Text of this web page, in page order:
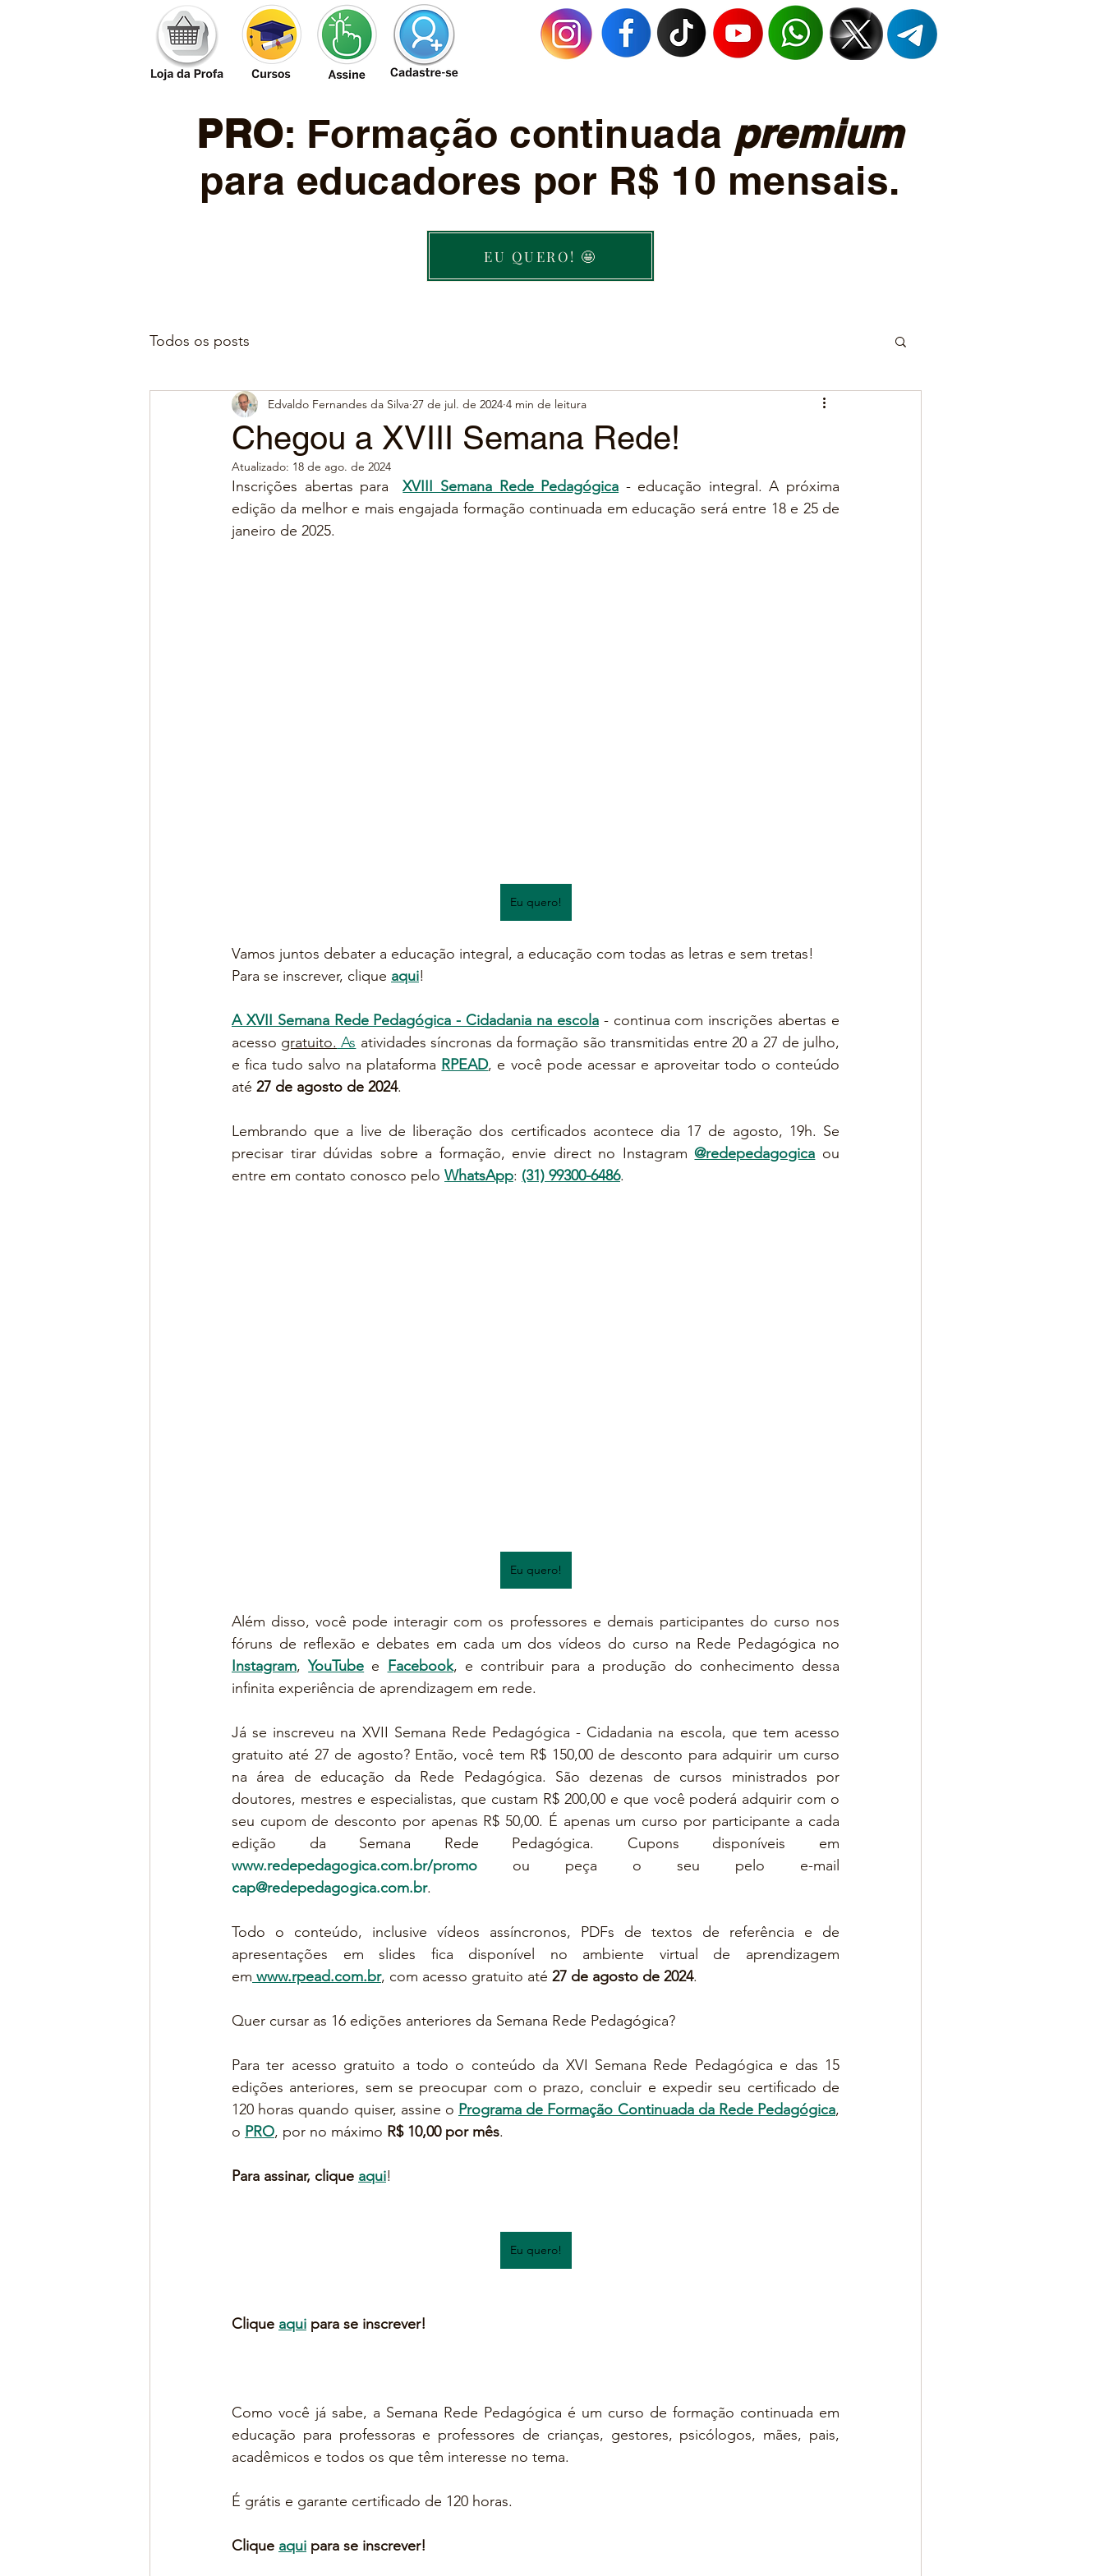
PRO: Formação continuada premium
para educadores por R$ 10 mensais.
EU QUERO! 🤩
Todos os posts
Chegou a XVIII Semana Rede!
Edvaldo Fernandes da Silva 27 de jul. de 2024 4 min de leitura
Atualizado: 18 de ago. de 2024
Inscrições abertas para XVIII Semana Rede Pedagógica - educação integral. A próxima
edição da melhor e mais engajada formação continuada em educação será entre 18 e 25 de
janeiro de 2025.
Eu quero!
Vamos juntos debater a educação integral, a educação com todas as letras e sem tretas!
Para se inscrever, clique aqui!
A XVII Semana Rede Pedagógica - Cidadania na escola - continua com inscrições abertas e
acesso gratuito. As atividades síncronas da formação são transmitidas entre 20 a 27 de julho,
e fica tudo salvo na plataforma RPEAD, e você pode acessar e aproveitar todo o conteúdo
até 27 de agosto de 2024.
Lembrando que a live de liberação dos certificados acontece dia 17 de agosto, 19h. Se
precisar tirar dúvidas sobre a formação, envie direct no Instagram @redepedagogica ou
entre em contato conosco pelo WhatsApp: (31) 99300-6486.
Eu quero!
Além disso, você pode interagir com os professores e demais participantes do curso nos
Instagram, YouTube e Facebook, e contribuir para a produção do conhecimento dessa
infinita experiência de aprendizagem em rede.
Já se inscreveu na XVII Semana Rede Pedagógica - Cidadania na escola, que tem acesso
gratuito até 27 de agosto? Então, você tem R$ 150,00 de desconto para adquirir um curso
na área de educação da Rede Pedagógica. São dezenas de cursos ministrados por
doutores, mestres e especialistas, que custam R$ 200,00 e que você poderá adquirir com o
seu cupom de desconto por apenas R$ 50,00. É apenas um curso por participante a cada
www.redepedagogica.com.br/promo
cap@redepedagogica.com.br.
Todo o conteúdo, inclusive vídeos assíncronos, PDFs de textos de referência e de
apresentações em slides fica disponível no ambiente virtual de aprendizagem
em www.rpead.com.br, com acesso gratuito até 27 de agosto de 2024.
Quer cursar as 16 edições anteriores da Semana Rede Pedagógica?
Para ter acesso gratuito a todo o conteúdo da XVI Semana Rede Pedagógica e das 15
edições anteriores, sem se preocupar com o prazo, concluir e expedir seu certificado de
120 horas quando quiser, assine o Programa de Formação Continuada da Rede Pedagógica,
o PRO, por no máximo R$ 10,00 por mês.
Para assinar, clique aqui!
Eu quero!
Clique aqui para se inscrever!
Como você já sabe, a Semana Rede Pedagógica é um curso de formação continuada em
educação para professoras e professores de crianças, gestores, psicólogos, mães, pais,
acadêmicos e todos os que têm interesse no tema.
É grátis e garante certificado de 120 horas.
Clique aqui para se inscrever!